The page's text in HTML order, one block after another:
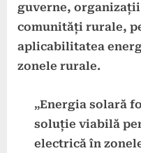
guverne,
comunități rurale,
aplicabilitatea
zonele rurale.
„Energia solară
soluție viabilă
electrică în